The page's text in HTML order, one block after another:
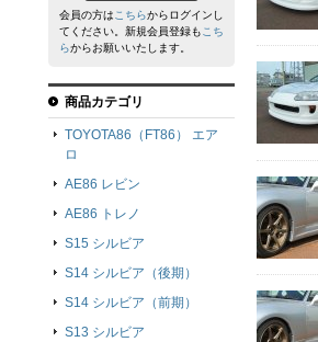
会員の方はこちらからログインし
てください。新規会員登録もこち
らからお願いいたします。
商品カテゴリ
TOYOTA86（FT86） エア
ロ
AE86 レビン
AE86 トレノ
S15 シルビア
S14 シルビア（後期）
S14 シルビア（前期）
S13 シルビア